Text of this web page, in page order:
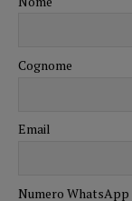
Cognome
Email
Numero WhatsApp